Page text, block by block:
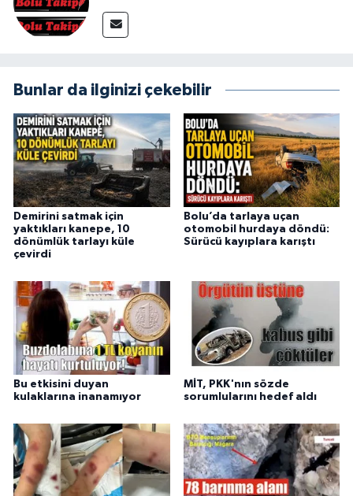
Bunlar da ilginizi çekebilir
Demirini satmak için
yaktıkları kanepe, 10
dönümlük tarlayı küle
çevirdi
Bolu’da tarlaya uçan
otomobil hurdaya döndü:
Sürücü kayıplara karıştı
Bu etkisini duyan
kulaklarına inanamıyor
MİT, PKK'nın sözde
sorumlularını hedef aldı